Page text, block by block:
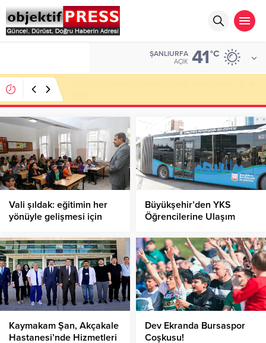
ŞANLIURFA
AÇIK 41°C
Vali şıldak: eğitimin her
yönüyle gelişmesi için
Büyükşehir’den YKS
Öğrencilerine Ulaşım
Kaymakam Şan, Akçakale
Hastanesi’nde Hizmetleri
Dev Ekranda Bursaspor
Coşkusu!